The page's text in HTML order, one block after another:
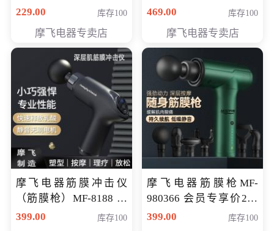
168元
229.00 库存100
摩飞电器专卖店
MF-HG30 ） 会员专享价
469.00 库存100
摩飞电器专卖店
摩飞电器筋膜冲击仪
（筋膜枪）MF-8188 会
员专享价268元
399.00 库存100
摩飞电器筋膜枪MF-
980366 会员专享价299
元
399.00 库存100